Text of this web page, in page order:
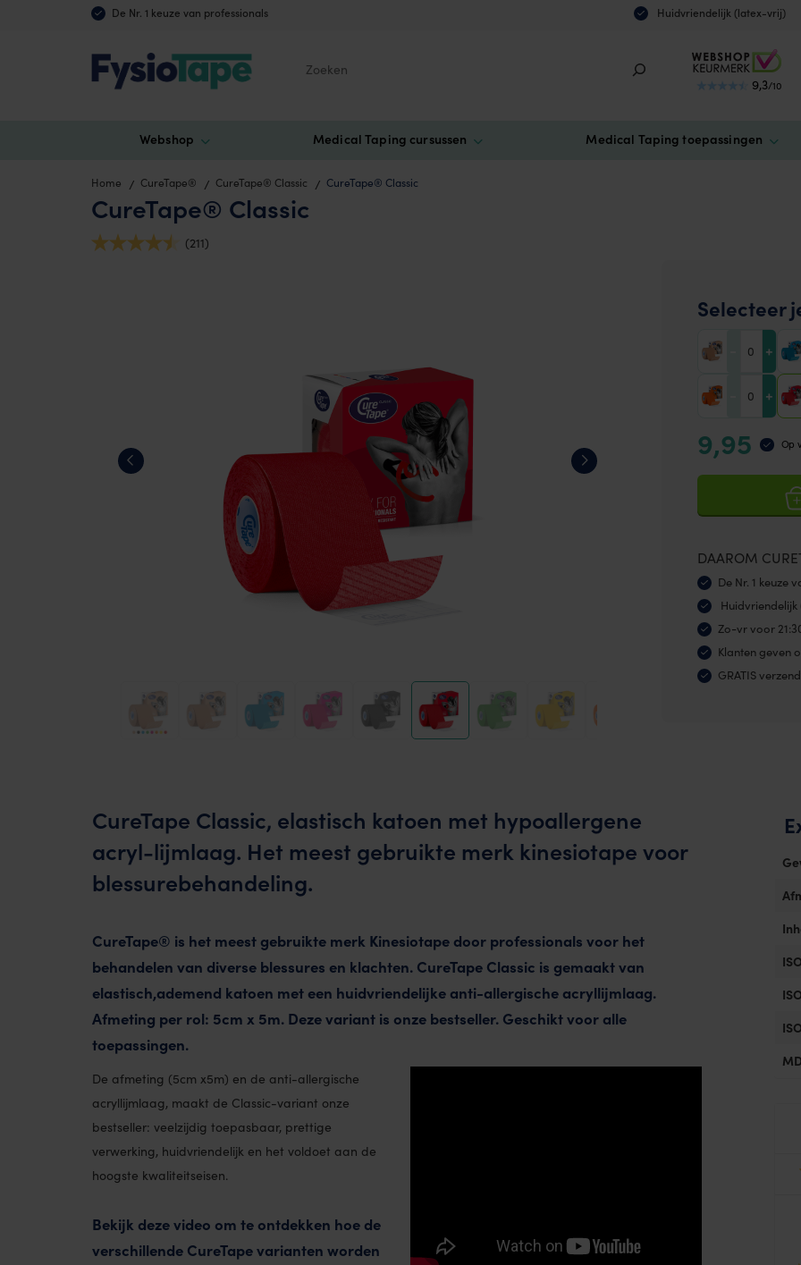
De Nr. 1 keuze van professionals Huidvriendelijk (latex-vrij)
9,3/10
Webshop Medical Taping cursussen Medical Taping toepassingen
Home CureTape® CureTape® Classic CureTape® Classic
CureTape® Classic
(211)
Selecteer
+
+
9,95 Op
DAAROM
De Nr. 1 keuze
Zo-vr voor
Klanten geven
GRATIS
CureTape Classic, elastisch katoen met hypoallergene
acryl-lijmlaag. Het meest gebruikte merk kinesiotape voor
blessurebehandeling.
CureTape® is het meest gebruikte merk Kinesiotape door professionals voor het
behandelen van diverse blessures en klachten. CureTape Classic is gemaakt van
elastisch,ademend katoen met een huidvriendelijke anti-allergische acryllijmlaag.
Afmeting per rol: 5cm x 5m. Deze variant is onze bestseller. Geschikt voor alle
toepassingen.
De afmeting (5cm x5m) en de anti-allergische
acryllijmlaag, maakt de Classic-variant onze
bestseller: veelzijdig toepasbaar, prettige
verwerking, huidvriendelijk en het voldoet aan de
hoogste kwaliteitseisen.
Bekijk deze video om te ontdekken hoe de
verschillende CureTape varianten worden